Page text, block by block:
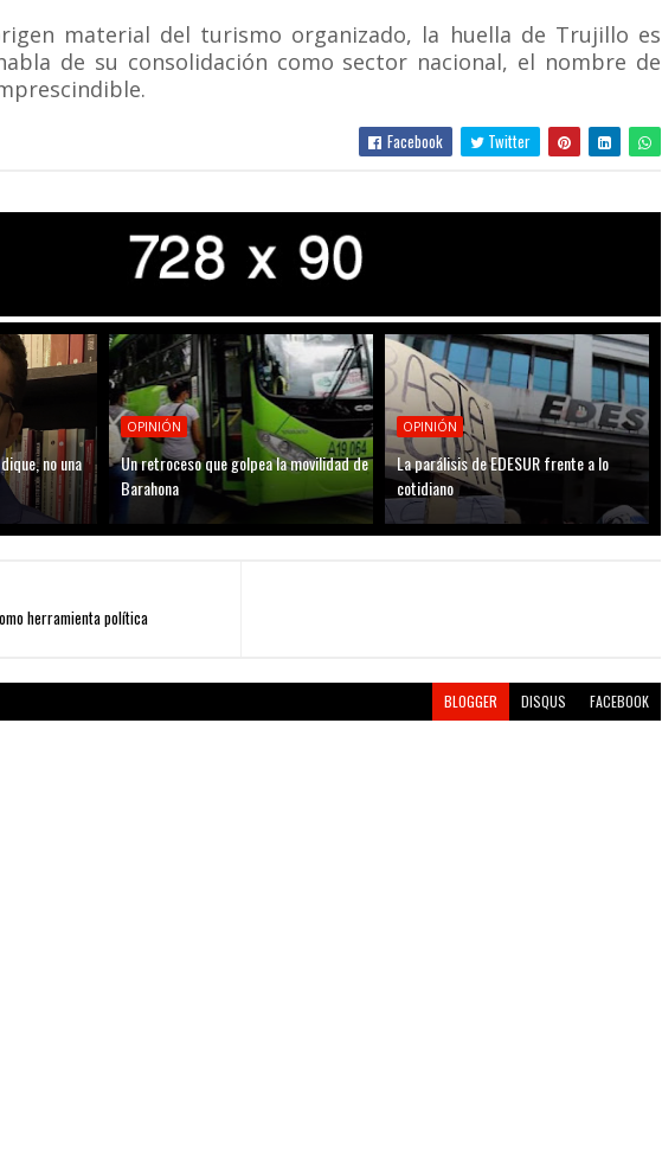
material del turismo organizado, la huella de Trujillo es
de su consolidación como sector nacional, el nombre de
Facebook Twitter
no una
OPINIÓN
Un retroceso que golpea la movilidad de
Barahona
OPINIÓN
La parálisis de EDESUR frente a lo
cotidiano
herramienta política
BLOGGER DISQUS FACEBOOK